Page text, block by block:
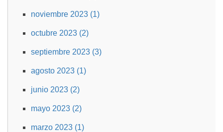
noviembre 2023 (1)
octubre 2023 (2)
septiembre 2023 (3)
agosto 2023 (1)
junio 2023 (2)
mayo 2023 (2)
marzo 2023 (1)